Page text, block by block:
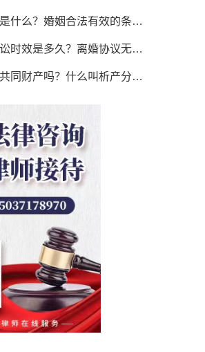
贷款需要什么条件？贷款买车与全款的区别是什么？贷款买车手续费一般是多少？
姻合法有效的条件是什么？ 世界即时看
是多久？离婚协议无效怎么起诉？
吗？什么叫析产分割？|当前简讯